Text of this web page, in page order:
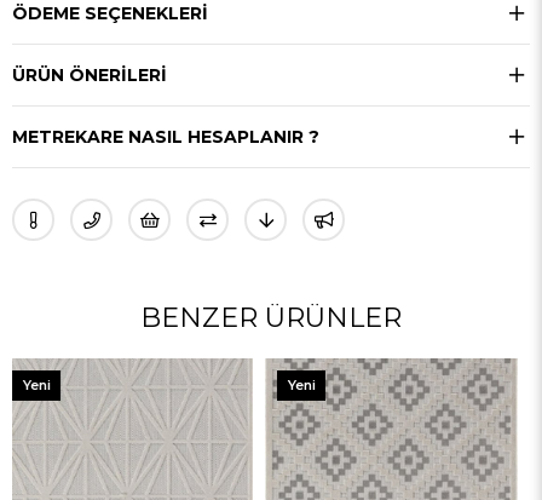
ÖDEME SEÇENEKLERI
ÜRÜN ÖNERILERI
METREKARE NASIL HESAPLANIR ?
BENZER ÜRÜNLER
Yeni
Ürün
Yeni
Ürün